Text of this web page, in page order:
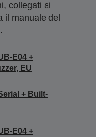
collegati ai
il manuale del
E04 +
EU
+ Built-
E04 +